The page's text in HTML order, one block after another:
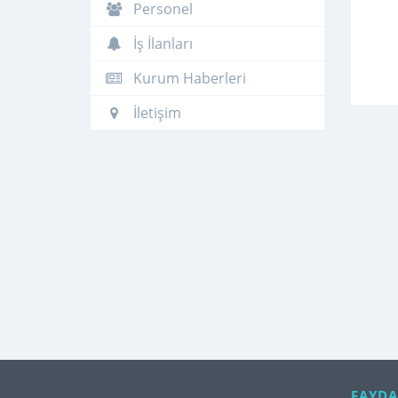
Personel
İş İlanları
Kurum Haberleri
İletişim